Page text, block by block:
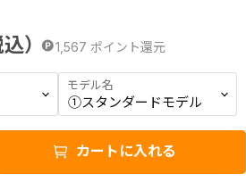
） 1,567 ポイント還元
モデル名
カートに入れる